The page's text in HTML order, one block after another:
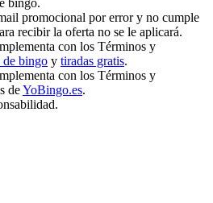
promocional por error y no cumple
recibir la oferta no se le aplicará.
con los Términos y
de bingo y tiradas gratis.
con los Términos y
deYoBingo.es.